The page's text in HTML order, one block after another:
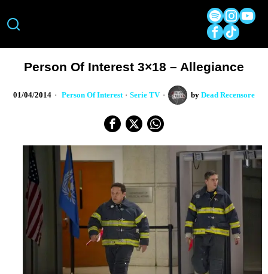
Person Of Interest 3×18 – Allegiance
01/04/2014 Person Of Interest · Serie TV by Dead Recensore